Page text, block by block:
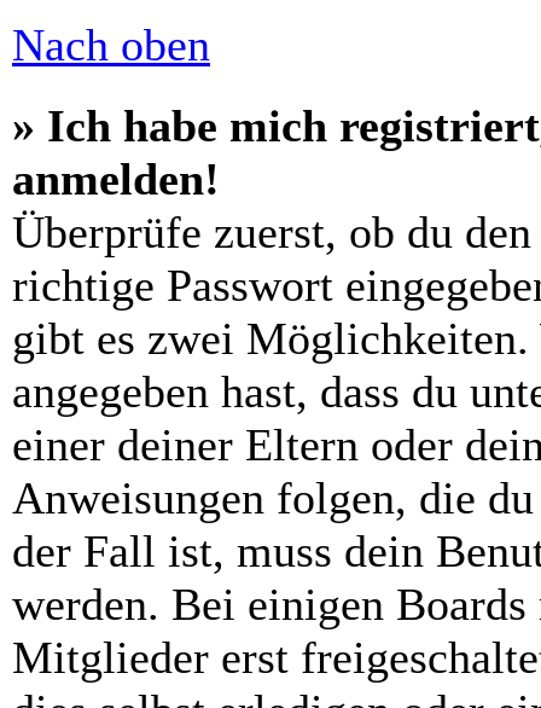
Nach oben
» Ich habe mich
anmelden!
Überprüfe zuerst, ob du
richtige Passwort
gibt es zwei
angegeben hast, dass du
einer deiner Eltern oder
Anweisungen folgen, die
der Fall ist, muss dein
werden. Bei einigen Boards
Mitglieder erst